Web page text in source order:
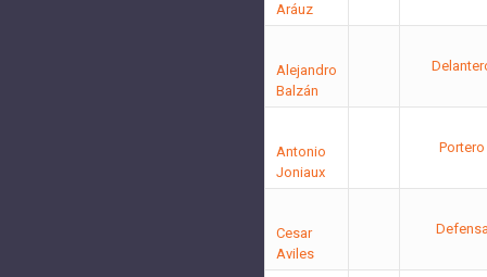
Aráuz
Alejandro
Balzán
Antonio
Joniaux
Portero
Cesar
Aviles